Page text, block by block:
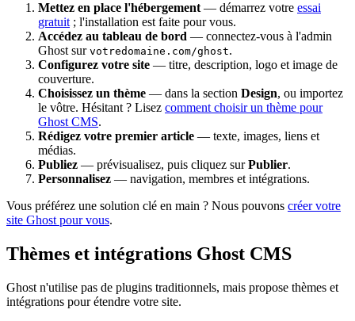
Mettez en place l'hébergement— démarrez votre essai
gratuit; l'installation est faite pour vous.
Accédez au tableau de bord — connectez-vous à l'admin
Ghost sur votredomaine.com/ghost.
Configurez votre site — titre, description, logo et image de
couverture.
Choisissez un thème — dans la section Design, ou importez
le vôtre. Hésitant ? Lisez comment choisir un thème pour
Ghost CMS.
Rédigez votre premier article — texte, images, liens et
médias.
Publiez — prévisualisez, puis cliquez surPublier.
Personnalisez — navigation, membres et intégrations.
Vous préférez une solution clé en main ? Nous pouvons créer votre
site Ghost pour vous.
Thèmes et intégrations Ghost CMS
Ghost n'utilise pas de plugins traditionnels, mais propose thèmes et
intégrations pour étendre votre site.